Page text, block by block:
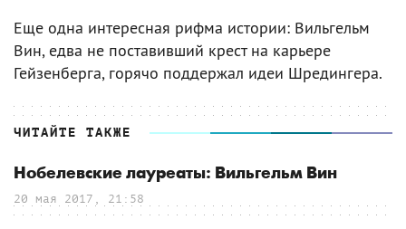
Еще одна интересная рифма истории: Вильгельм
Вин, едва не поставивший крест на карьере
Гейзенберга, горячо поддержал идеи Шредингера.
ЧИТАЙТЕ ТАКЖЕ
Нобелевские лауреаты: Вильгельм Вин
20 мая 2017, 21:58